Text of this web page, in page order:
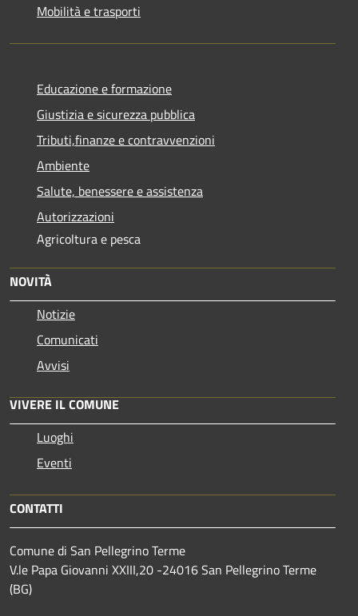
Mobilità e trasporti
Educazione e formazione
Giustizia e sicurezza pubblica
Tributi,finanze e contravvenzioni
Ambiente
Salute, benessere e assistenza
Autorizzazioni
Agricoltura e pesca
NOVITÀ
Notizie
Comunicati
Avvisi
VIVERE IL COMUNE
Luoghi
Eventi
CONTATTI
Comune di San Pellegrino Terme
V.le Papa Giovanni XXIII,20 -24016 San Pellegrino Terme
(BG)